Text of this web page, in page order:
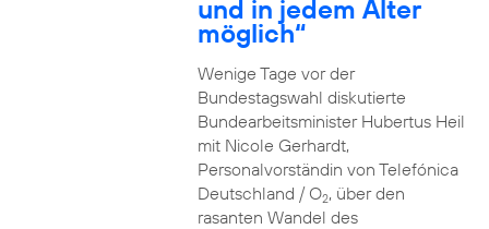
und in jedem Alter
möglich“
Wenige Tage vor der
Bundestagswahl diskutierte
Bundearbeitsminister Hubertus Heil
mit Nicole Gerhardt,
Personalvorständin von Telefónica
Deutschland / O2, über den
rasanten Wandel des